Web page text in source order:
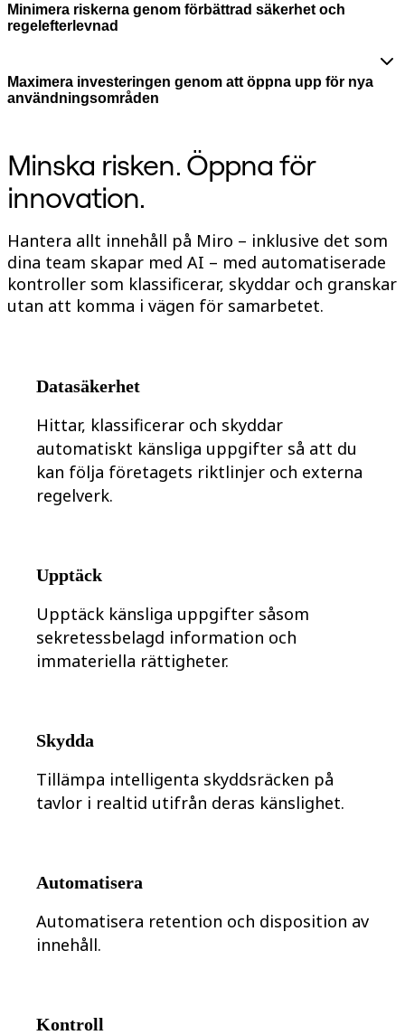
Tankekartor
Konceptkartor
Vägkartor
Kartläggning av processer
Forskningssyntes
Design Workshops
Planning & Delivery
Målplanering
Lösningar
Efter affärssegment
Enterprise
Småföretag
Startupföretag
Detaljhandel
Läkemedel och biovetenskap
Efter team
Produktledning
Design och UX
Efter strategiska initiativ
Förändring av arbetssätt
Digital medarbetarupplevelse
Kundupplevelse och servicedesign
Moln- och programvaruomvandling
Community och Support
Hjälpcenter
Händelser
Lösningspartner
Minimera riskerna genom förbättrad säkerhet och
regelefterlevnad
Maximera investeringen genom att öppna upp för nya
användningsområden
Minska risken. Öppna för
innovation.
Hantera allt innehåll på Miro – inklusive det som
dina team skapar med AI – med automatiserade
kontroller som klassificerar, skyddar och granskar
utan att komma i vägen för samarbetet.
Datasäkerhet
Hittar, klassificerar och skyddar
automatiskt känsliga uppgifter så att du
kan följa företagets riktlinjer och externa
regelverk.
Upptäck
Upptäck känsliga uppgifter såsom
sekretessbelagd information och
immateriella rättigheter.
Skydda
Tillämpa intelligenta skyddsräcken på
tavlor i realtid utifrån deras känslighet.
Automatisera
Automatisera retention och disposition av
innehåll.
Kontroll